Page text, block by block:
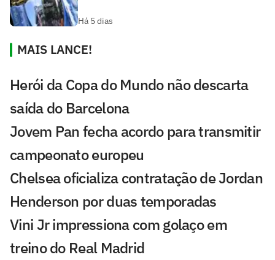
Há 5 dias
MAIS LANCE!
Herói da Copa do Mundo não descarta
saída do Barcelona
Jovem Pan fecha acordo para transmitir
campeonato europeu
Chelsea oficializa contratação de Jordan
Henderson por duas temporadas
Vini Jr impressiona com golaço em
treino do Real Madrid